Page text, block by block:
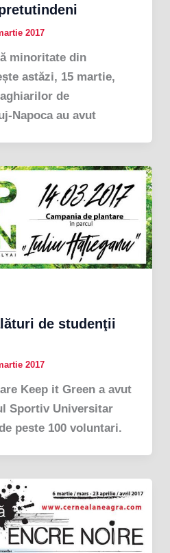
2017
minoritate din
astăzi, 15 martie,
de
Napoca au avut
de studenţii
2017
Keep it Green a avut
Sportiv Universitar
peste 100 voluntari.